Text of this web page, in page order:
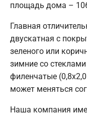
площадь дома –
Главная
двускатная с
зеленого или
зимние со
филенчатые
может меняться
Наша компания